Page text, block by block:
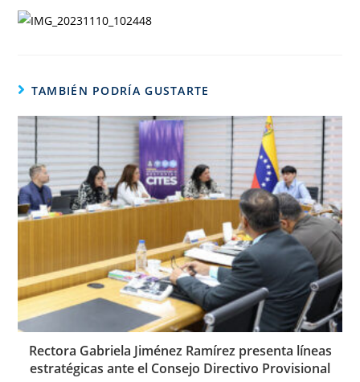
TAMBIÉN PODRÍA GUSTARTE
Rectora Gabriela Jiménez Ramírez presenta líneas
estratégicas ante el Consejo Directivo Provisional